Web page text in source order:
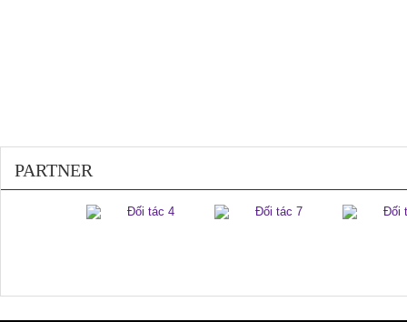
PARTNER